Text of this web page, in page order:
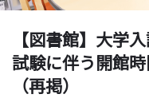
【図書館】大学
試験に伴う開館
（再掲）